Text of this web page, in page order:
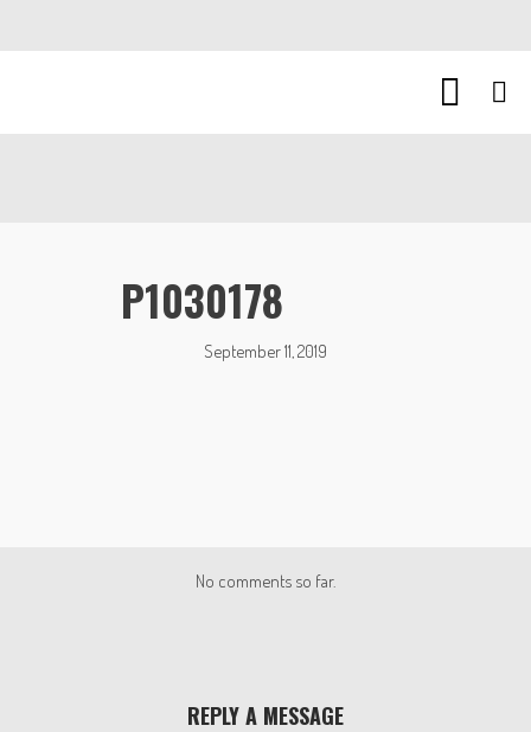
P1030178
September 11, 2019
No comments so far.
REPLY A MESSAGE